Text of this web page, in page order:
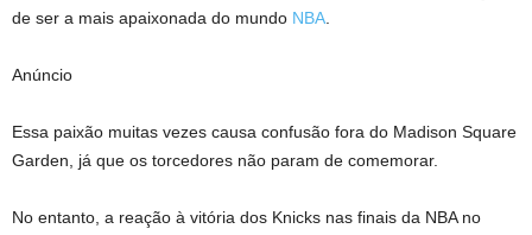
de ser a mais apaixonada do mundo NBA
Anúncio
Essa paixão muitas vezes causa confusão fora do Madison Square
Garden, já que os torcedores não param de comemorar.
No entanto, a reação à vitória dos Knicks nas finais da NBA no